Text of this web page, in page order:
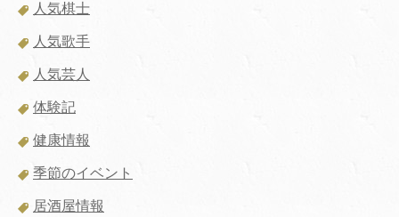
人気棋士
人気歌手
人気芸人
体験記
健康情報
季節のイベント
居酒屋情報